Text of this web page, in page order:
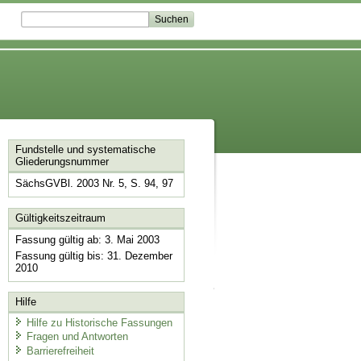
Fundstelle und systematische
Gliederungsnummer
SächsGVBl. 2003 Nr. 5, S. 94, 97
Gültigkeitszeitraum
Fassung gültig ab: 3. Mai 2003
Fassung gültig bis: 31. Dezember
2010
Hilfe
Hilfe zu Historische Fassungen
Fragen und Antworten
Barrierefreiheit